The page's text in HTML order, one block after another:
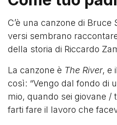
C’è una canzone di Bruce
versi sembrano
della storia di Riccardo
La canzone è The River, e
così: “Vengo dal fondo di
mio, quando sei giovane /
farti fare il lavoro che